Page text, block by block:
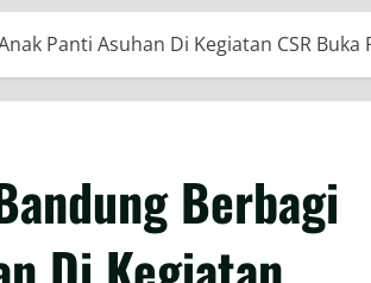
Panti Asuhan Di Kegiatan CSR Buka
Berbagi